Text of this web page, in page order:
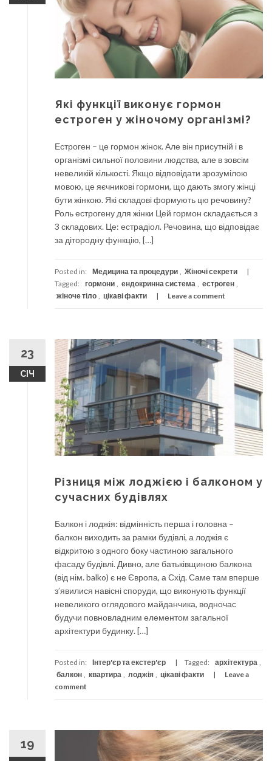
Які функції виконує гормон
естроген у жіночому організмі?
Естроген – це гормон жінок. Але він присутній і в
організмі сильної половини людства, але в зовсім
невеликій кількості. Якщо відповідати зрозумілою
мовою, це яєчникові гормони, що дають змогу жінці
бути жінкою. Які складові формують цю речовину?
Роль естрогену для жінки Цей гормон складається з
3 складових. Це: естрадіол. Речовина, що відповідає
за дітородну функцію, […]
Posted in: Медицина та процедури , Жіночі секрети
Tagged:
гормони , ендокринна система , естроген ,
жіноче тіло , цікаві факти Leave a comment
23
СІЧ
Різниця між лоджією і балконом у
сучасних будівлях
Балкон і лоджія: відмінність перша і головна –
балкон виходить за рамки будівлі, а лоджія є
відкритою з одного боку частиною загального
фасаду будівлі. Дивно, але батьківщиною балкона
(від нім. balko) є не Європа, а Схід. Саме там вперше
з’явилися навісні споруди, що виконують функції
невеликого оглядового майданчика, водночас
будучи повновладним елементом загальної
архітектури будинку. […]
Posted in: Інтер'єр та екстер'єр Tagged: архітектура
балкон
квартира лоджія цікаві факти
Leave a
comment
19